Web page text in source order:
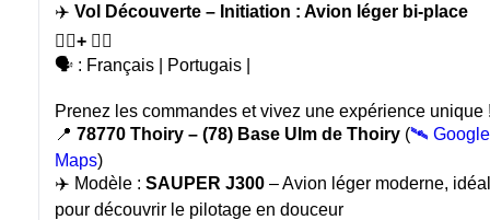
✈️ Vol Découverte – Initiation : Avion léger bi-place
🙍‍♂️+ 🧑‍✈️
🗣️ : Français | Portugais |
Prenez les commandes et vivez une expérience unique
📍 78770 Thoiry – (78) Base Ulm de Thoiry (🛰️ Google
Maps)
✈️ Modèle : SAUPER J300 – Avion léger moderne, idéal
pour découvrir le pilotage en douceur